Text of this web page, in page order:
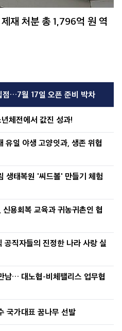
재 처분 총 1,796억 원 역
점…7월 17일 오픈 준비 박차
체전에서 값진 성과!
유일 야생 고양잇과, 생존 위협
생태복원 '씨드볼' 만들기 체험
용회복 교육과 귀농귀촌인 협
공직자들의 진정한 나라 사랑 실
남… 대노협-비체팰리스 업무협
국가대표 꿈나무 선발